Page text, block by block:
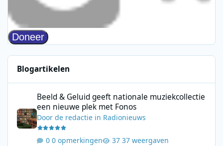
Blogartikelen
Beeld & Geluid geeft nationale muziekcollectie
een nieuwe plek met Fonos
Doorde redactie in Radionieuws
0 opmerkingen 37 weergaven